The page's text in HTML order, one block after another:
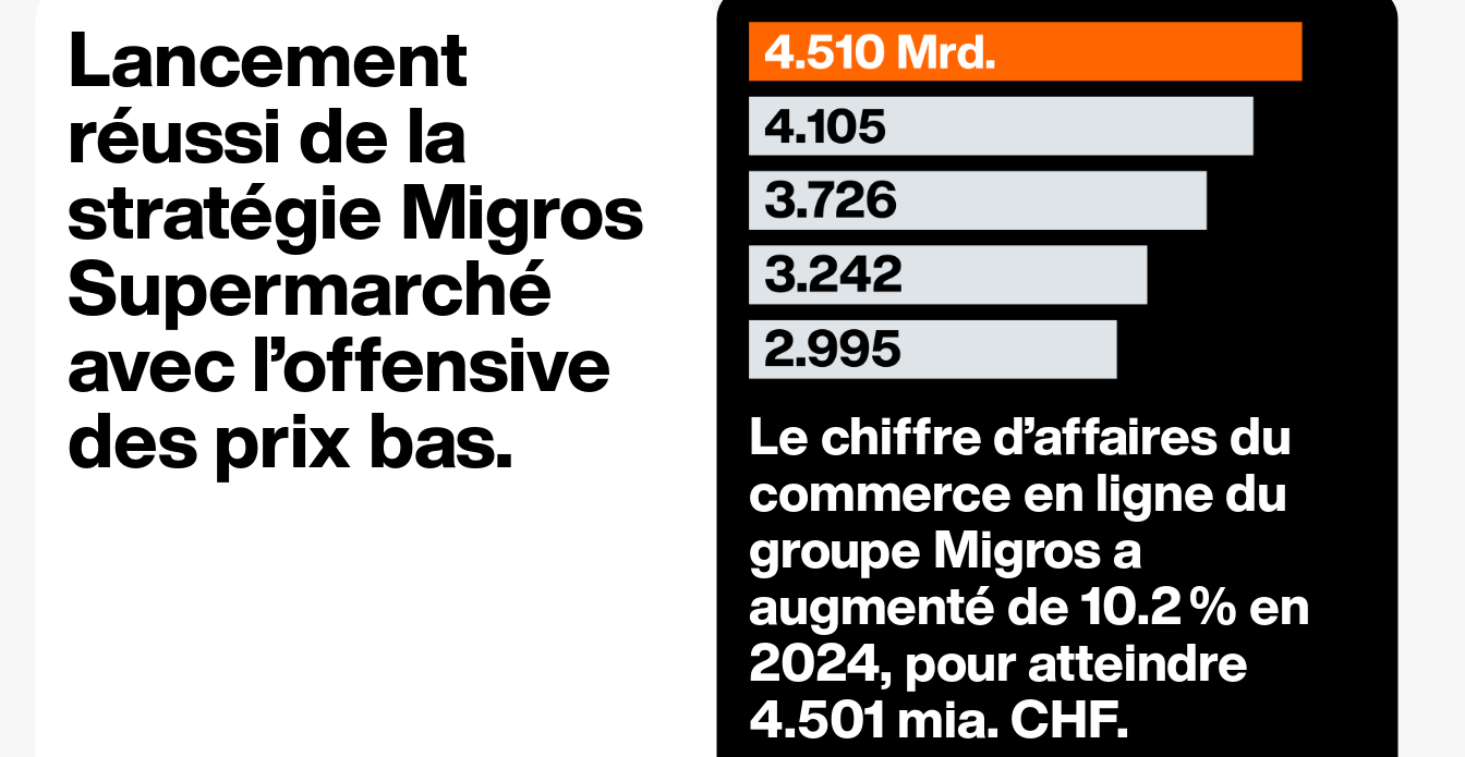
Lancement
réussi de la
stratégie Migros
Supermarché
avec l’offensive
des prix bas. Le chiffre d’affaires du
commerce en ligne du
groupe Migros a
augmenté de10.2 %en
2024, pour atteindre
4.501 mia. CHF.